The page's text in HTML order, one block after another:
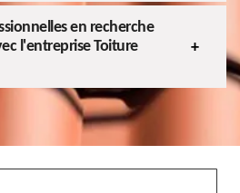
en recherche
l'entreprise Toiture